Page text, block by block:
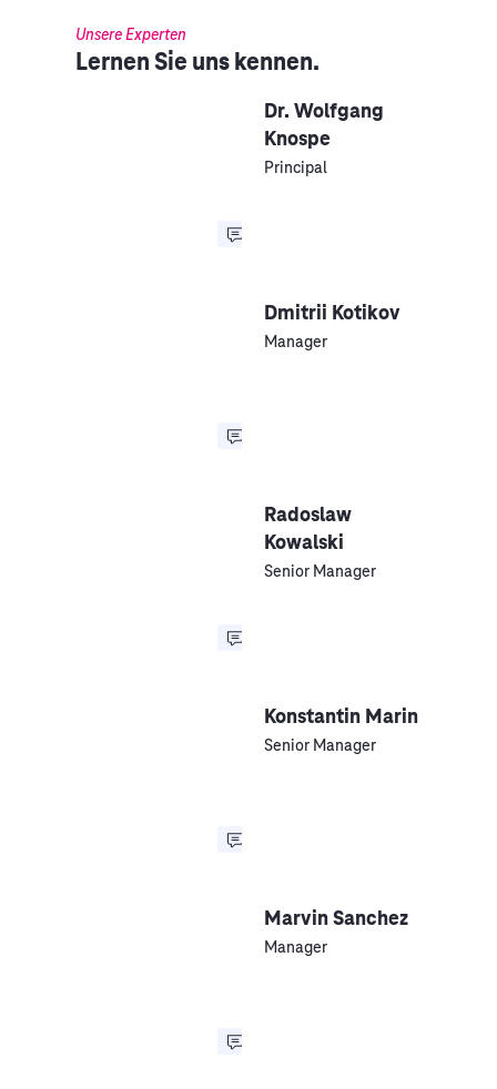
Unsere Experten
Lernen Sie uns kennen.
Dr. Wolfgang
Knospe
Principal
Dmitrii Kotikov
Manager
Radoslaw
Kowalski
Senior Manager
Konstantin Marin
Senior Manager
Marvin Sanchez
Manager